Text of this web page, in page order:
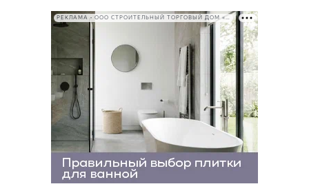
РЕКЛАМА • ООО СТРОИТЕЛЬНЫЙ ТОРГОВЫЙ ДОМ «ПЕТРОВИЧ». ИНН: 7802348846